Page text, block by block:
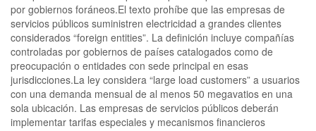
por gobiernos foráneos.El texto prohíbe que las empresas de
servicios públicos suministren electricidad a grandes clientes
considerados “foreign entities”. La definición incluye compañías
controladas por gobiernos de países catalogados como de
preocupación o entidades con sede principal en esas
jurisdicciones.La ley considera “large load customers” a usuarios
con una demanda mensual de al menos 50 megavatios en una
sola ubicación. Las empresas de servicios públicos deberán
implementar tarifas especiales y mecanismos financieros